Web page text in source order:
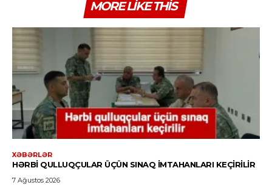
MORE LIKE THIS
XƏBƏRLƏR
HƏRBI QULLUQÇULAR ÜÇÜN SINAQ IMTAHANLARI KEÇIRILIR
7 Ağustos 2026